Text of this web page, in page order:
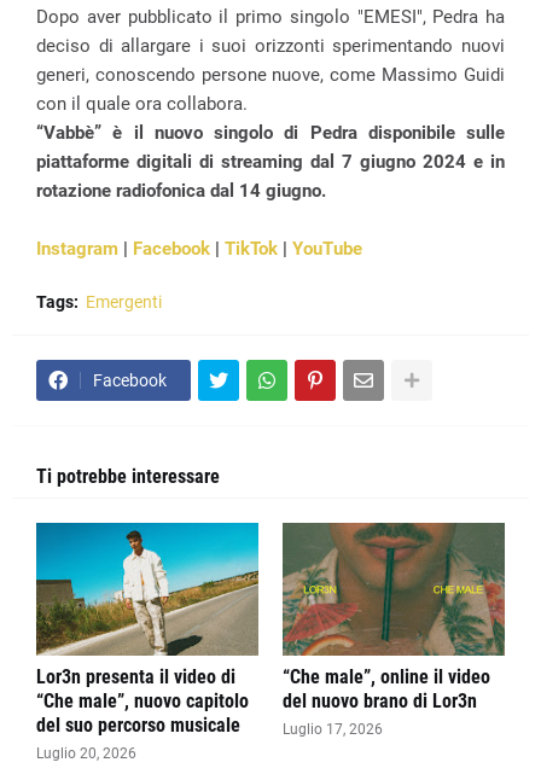
Dopo aver pubblicato il primo singolo "EMESI", Pedra ha
deciso di allargare i suoi orizzonti sperimentando nuovi
generi, conoscendo persone nuove, come Massimo Guidi
con il quale ora collabora.
“Vabbè” è il nuovo singolo di Pedra disponibile sulle
piattaforme digitali di streaming dal 7 giugno 2024 e in
rotazione radiofonica dal 14 giugno.
Instagram | Facebook | TikTok | YouTube
Tags: Emergenti
Facebook
Ti potrebbe interessare
Lor3n presenta il video di
“Che male”, nuovo capitolo
del suo percorso musicale
Luglio 20, 2026
“Che male”, online il video
del nuovo brano di Lor3n
Luglio 17, 2026